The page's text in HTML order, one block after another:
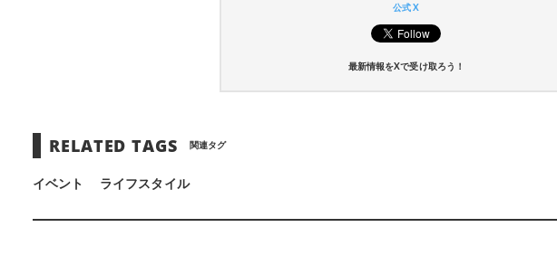
公式 X
最新情報をXで受け取ろう！
RELATED TAGS 関連タグ
イベント ライフスタイル